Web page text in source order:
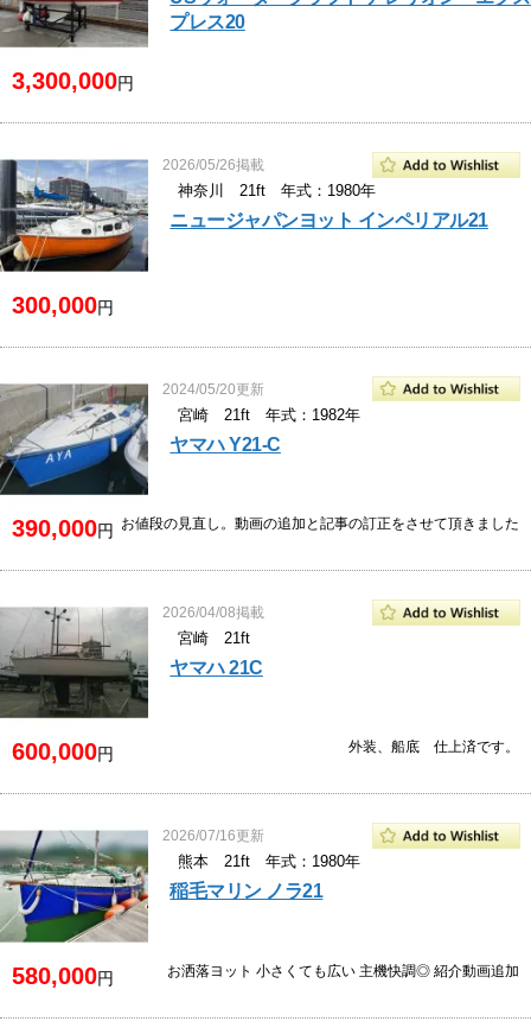
プレス20
3,300,000円
2026/05/26掲載
神奈川 21ft 年式：1980年
ニュージャパンヨット インペリアル21
300,000円
2024/05/20更新
宮崎 21ft 年式：1982年
ヤマハ Y21-C
390,000円 お値段の見直し。動画の追加と記事の訂正をさせて頂きました
2026/04/08掲載
宮崎 21ft
ヤマハ 21C
600,000円 外装、船底 仕上済です。
2026/07/16更新
熊本 21ft 年式：1980年
稲毛マリン ノラ21
580,000円 お洒落ヨット 小さくても広い 主機快調◎ 紹介動画追加